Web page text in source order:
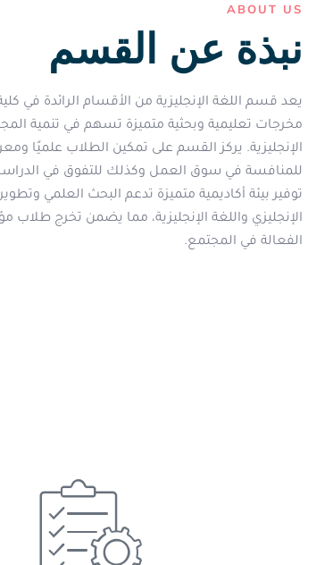
ABOUT US
نبذة عن القسم
يعد قسم اللغة الإنجليزية من الأقسام الرائدة في
مخرجات تعليمية وبحثية متميزة تسهم في تنمية
الإنجليزية. يركز القسم على تمكين الطلاب علميًا
للمنافسة في سوق العمل وكذلك للتفوق في
توفير بيئة أكاديمية متميزة تدعم البحث العلمي
الإنجليزي واللغة الإنجليزية، مما يضمن تخرج طلاب
الفعالة في المجتمع.